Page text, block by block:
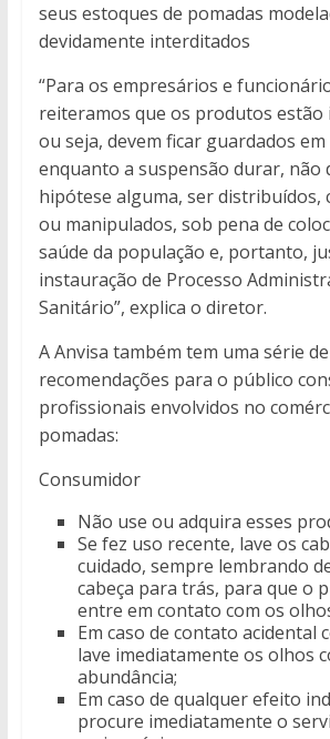
seus estoques de pomadas
devidamente interditados
“Para os empresários e
reiteramos que os produtos estão
ou seja, devem ficar guardados
enquanto a suspensão durar, não
hipótese alguma, ser distribuídos,
ou manipulados, sob pena de
saúde da população e, portanto,
instauração de Processo
Sanitário”, explica o diretor.
A Anvisa também tem uma série de
recomendações para o público
profissionais envolvidos no
pomadas:
Consumidor
Não use ou adquira esses
Se fez uso recente, lave os
cuidado, sempre lembrando
cabeça para trás, para que o
entre em contato com os
Em caso de contato acidental
lave imediatamente os olhos
abundância;
Em caso de qualquer efeito
procure imediatamente o